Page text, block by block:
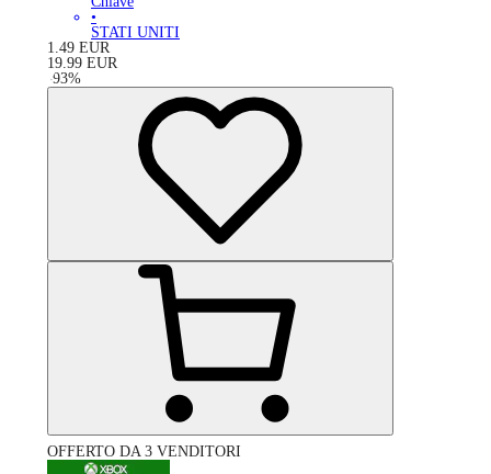
•
STATI UNITI
1.49 EUR
19.99 EUR
-93%
OFFERTO DA 3 VENDITORI